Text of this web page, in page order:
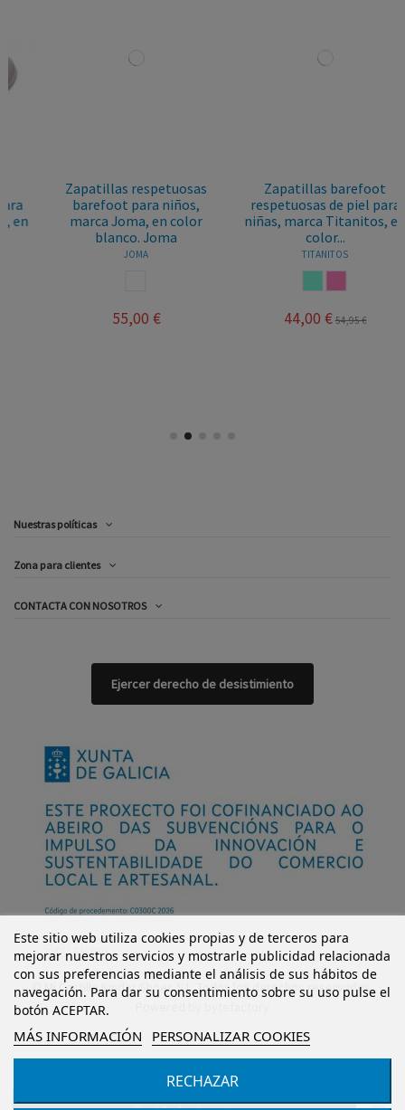
Zapatillas respetuosas
barefoot para niños,
marca Joma, en color
blanco. Joma
55,00 €
Zapatillas barefoot
respetuosas de piel para
niñas, marca Titanitos, en
color...
TITANITOS
44,00 € 54,95 €
Nuestras políticas
Zona para clientes
CONTACTA CON NOSOTROS
Este sitio web utiliza cookies propias y de terceros para
mejorar nuestros servicios y mostrarle publicidad relacionada
con sus preferencias mediante el análisis de sus hábitos de
navegación. Para dar su consentimiento sobre su uso pulse el
botón ACEPTAR.
MÁS INFORMACIÓN PERSONALIZAR COOKIES
RECHAZAR
Ejercer derecho de desistimiento
© Mi Castillo Kinder Shoes S.L. Todos los derechos reservados.